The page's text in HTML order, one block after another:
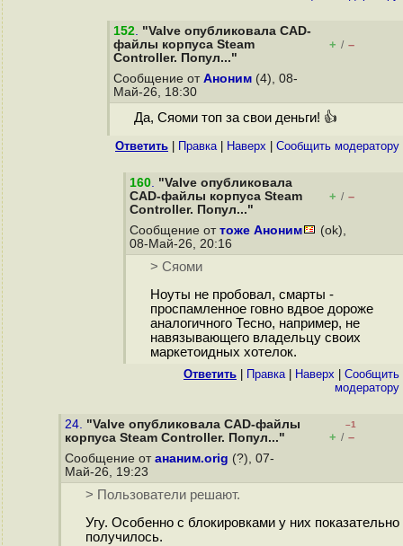
152. "Valve опубликовала CAD-
файлы корпуса Steam
Controller. Попул..."
+ / –
Сообщение от Аноним (4), 08-
Май-26, 18:30
Да, Сяоми топ за свои деньги! 👍
Ответить Правка| Наверх Cообщить модератору
160. "Valve опубликовала
CAD-файлы корпуса Steam
Controller. Попул..."
+ / –
Сообщение от тоже Аноним
(ok),
08-Май-26, 20:16
> Сяоми
Ноуты не пробовал, смарты -
проспамленное говно вдвое дороже
аналогичного Тесно, например, не
навязывающего владельцу своих
маркетоидных хотелок.
Ответить Правка| Наверх
Cообщить
модератору
24. "Valve опубликовала CAD-файлы
корпуса Steam Controller. Попул..."
–1
+ / –
Сообщение от ананим.orig (?), 07-
Май-26, 19:23
> Пользователи решают.
Угу. Особенно с блокировками у них показательно
получилось.